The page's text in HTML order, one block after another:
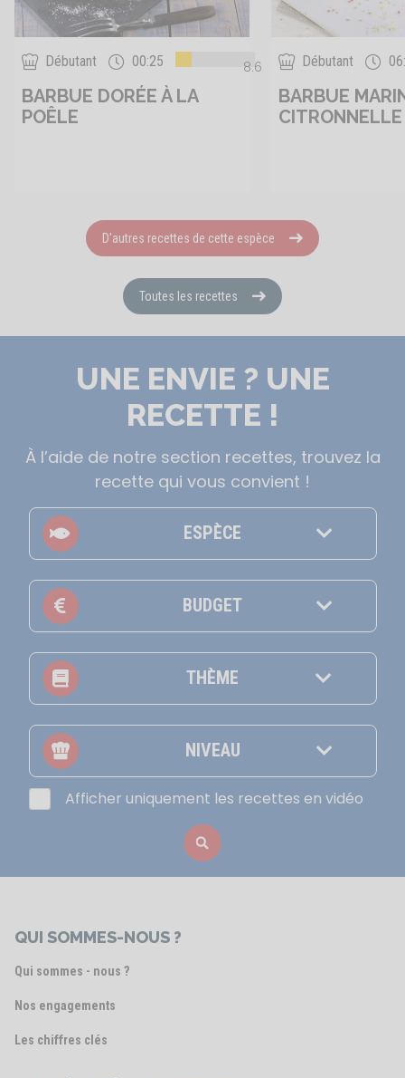
Débutant 00:25 8.6
BARBUE DORÉE À LA
POÊLE
Débutant
BARBUE
CITRONNELLE
D'autres recettes de cette espèce
Toutes les recettes
UNE ENVIE ? UNE
RECETTE !
À l’aide de notre section recettes, trouvez la
recette qui vous convient !
ESPÈCE
BUDGET
THÈME
NIVEAU
Afficher uniquement les recettes en vidéo
QUI SOMMES-NOUS ?
Qui sommes - nous ?
Nos engagements
Les chiffres clés